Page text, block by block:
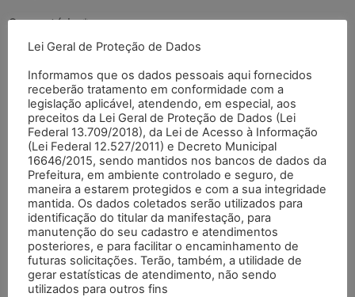
Comentário*
Nome*
E-mail*
Lei Geral de Proteção de Dados
Informamos que os dados pessoais aqui fornecidos
receberão tratamento em conformidade com a
legislação aplicável, atendendo, em especial, aos
preceitos da Lei Geral de Proteção de Dados (Lei
Federal 13.709/2018), da Lei de Acesso à Informação
(Lei Federal 12.527/2011) e Decreto Municipal
16646/2015, sendo mantidos nos bancos de dados da
Prefeitura, em ambiente controlado e seguro, de
maneira a estarem protegidos e com a sua integridade
mantida. Os dados coletados serão utilizados para
identificação do titular da manifestação, para
manutenção do seu cadastro e atendimentos
posteriores, e para facilitar o encaminhamento de
futuras solicitações. Terão, também, a utilidade de
gerar estatísticas de atendimento, não sendo
utilizados para outros fins